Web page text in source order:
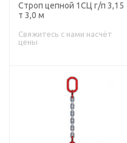
Строп цепной 1СЦ г/п 3,15
т 3,0 м
Свяжитесь с нами насчёт
цены